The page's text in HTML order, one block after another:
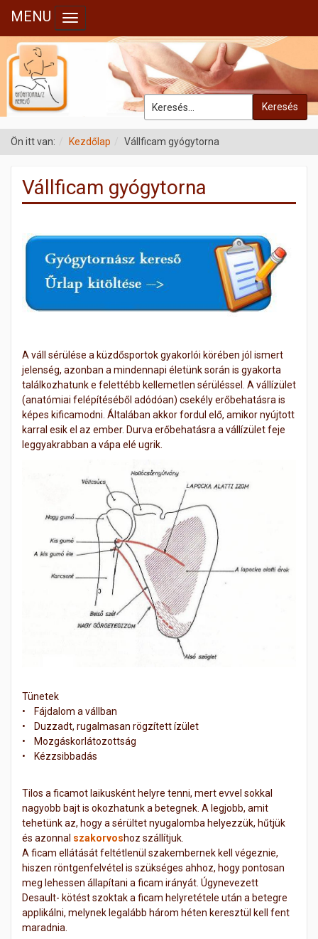
Keresés
MENU Toggle navigation
Ön itt van: Kezdőlap Vállficam gyógytorna
Vállficam gyógytorna
A váll sérülése a küzdősportok gyakorlói körében jól ismert
jelenség, azonban a mindennapi életünk során is gyakorta
találkozhatunk e felettébb kellemetlen sérüléssel. A vállízület
(anatómiai felépítéséből adódóan) csekély erőbehatásra is
képes kificamodni. Általában akkor fordul elő, amikor nyújtott
karral esik el az ember. Durva erőbehatásra a vállízület feje
leggyakrabban a vápa elé ugrik.
Tünetek
• Fájdalom a vállban
• Duzzadt, rugalmasan rögzített ízület
• Mozgáskorlátozottság
• Kézzsibbadás
Tilos a ficamot laikusként helyre tenni, mert evvel sokkal
nagyobb bajt is okozhatunk a betegnek. A legjobb, amit
tehetünk az, hogy a sérültet nyugalomba helyezzük, hűtjük
és azonnal szakorvoshoz szállítjuk.
A ficam ellátását feltétlenül szakembernek kell végeznie,
hiszen röntgenfelvétel is szükséges ahhoz, hogy pontosan
meg lehessen állapítani a ficam irányát. Úgynevezett
Desault- kötést szoktak a ficam helyretétele után a betegre
applikálni, melynek legalább három héten keresztül kell fent
maradnia.